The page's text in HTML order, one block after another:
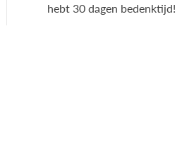
hebt 30 dagen bedenktijd!